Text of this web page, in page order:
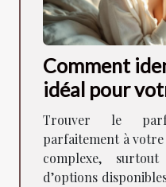
Comment
idéal pour
Trouver le
parfaitement à
complexe,
d’options